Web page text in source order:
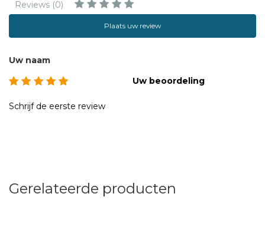
Reviews (0)
Plaats uw review
Uw naam
Uw beoordeling
Schrijf de eerste review
Gerelateerde producten